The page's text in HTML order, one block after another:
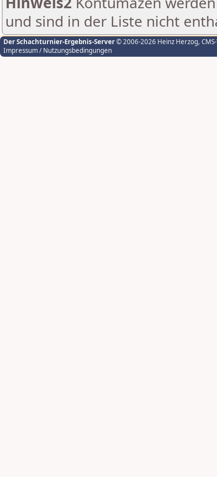
und sind in der Liste nicht
Der Schachturnier-Ergebnis-Server© 2006-2026 Heinz Herzog,
Impressum / Nutzungsbedingungen